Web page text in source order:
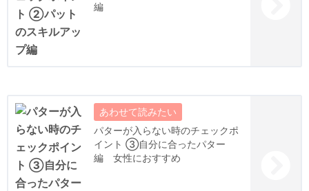
編
パターが入らない時のチェックポ
イント ③自分に合ったパター
編 女性におすすめ